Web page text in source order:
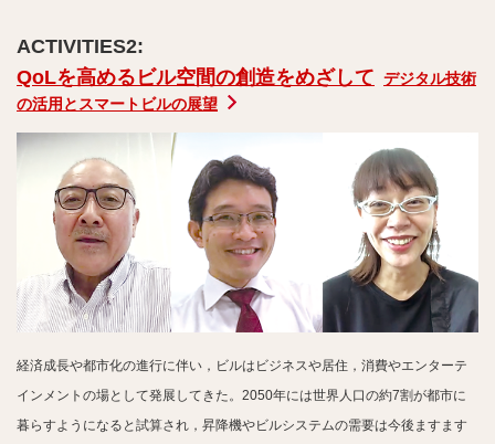
QoLを高めるビル空間の創造をめざして デジタル技術
の活用とスマートビルの展望
経済成長や都市化の進行に伴い，ビルはビジネスや居住，消費やエンターテ
インメントの場として発展してきた。2050年には世界人口の約7割が都市に
暮らすようになると試算され，昇降機やビルシステムの需要は今後ますます